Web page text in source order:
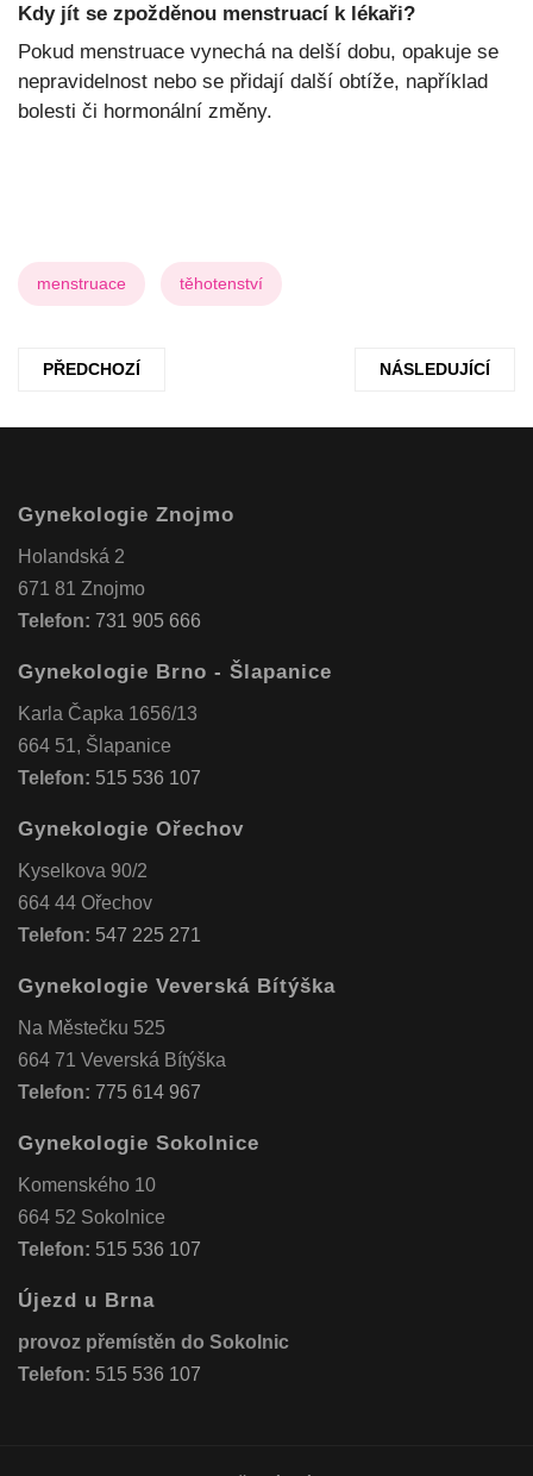
Kdy jít se zpožděnou menstruací k lékaři?
Pokud menstruace vynechá na delší dobu, opakuje se
nepravidelnost nebo se přidají další obtíže, například
bolesti či hormonální změny.
menstruace těhotenství
PŘEDCHOZÍ ČLÁNEK: JAK DLOUHO TRVÁ OTĚHOTNĚT?
PŘEDCHOZÍ DALŠÍ ČLÁNEK:
NÁSLEDUJÍCÍ
Gynekologie Znojmo
Holandská 2
671 81 Znojmo
Telefon: 731 905 666
Gynekologie Brno - Šlapanice
Karla Čapka 1656/13
664 51, Šlapanice
Telefon: 515 536 107
Gynekologie Ořechov
Kyselkova 90/2
664 44 Ořechov
Telefon: 547 225 271
Gynekologie Veverská Bítýška
Na Městečku 525
664 71 Veverská Bítýška
Telefon: 775 614 967
Gynekologie Sokolnice
Komenského 10
664 52 Sokolnice
Telefon: 515 536 107
Újezd u Brna
provoz přemístěn do Sokolnic
Telefon: 515 536 107